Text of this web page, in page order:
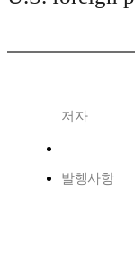
저자
발행사항